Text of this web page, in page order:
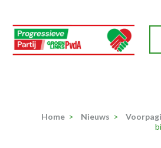
naar
inhoud
(Druk
Home > Nieuws >